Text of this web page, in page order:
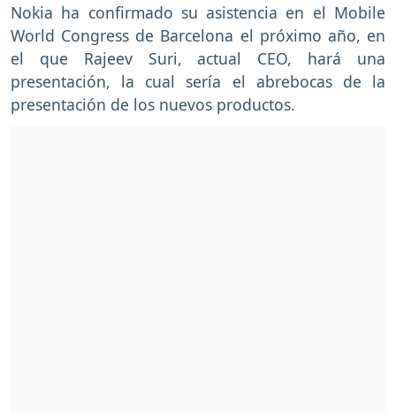
Nokia ha confirmado su asistencia en el Mobile
World Congress de Barcelona el próximo año, en
el que Rajeev Suri, actual CEO, hará una
presentación, la cual sería el abrebocas de la
presentación de los nuevos productos.